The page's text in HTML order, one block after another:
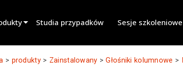
Studia przypadków Sesje szkoleniowe
> produkty> Zainstalowany >Głośniki kolumnowe >